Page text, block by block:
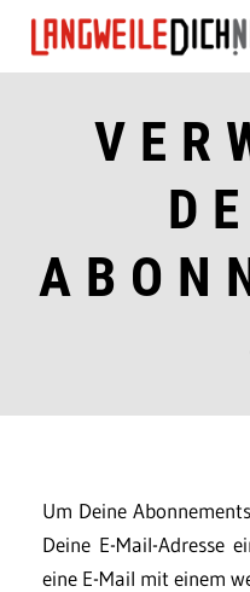
Um Deine
Deine E-Mail-Adresse
eine E-Mail mit einem